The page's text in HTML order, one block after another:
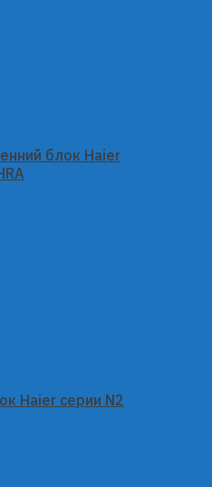
Haier серии N2